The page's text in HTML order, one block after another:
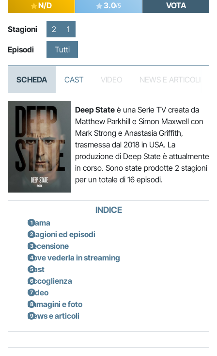
N/D 3.0/5 VOTA
Stagioni 2 1
Episodi Tutti
SCHEDA CAST VIDEO NEWS E ARTICOLI
Deep Stateè una Serie TV creata da
Matthew Parkhill e Simon Maxwell con
Mark Strong e Anastasia Griffith,
trasmessa dal 2018 in USA. La
produzione di Deep State è attualmente
in corso. Sono state prodotte 2 stagioni
per un totale di 16 episodi.
INDICE
Trama
Stagioni ed episodi
Recensione
Dove vederla in streaming
Cast
Accoglienza
Video
Immagini e foto
News e articoli